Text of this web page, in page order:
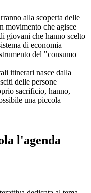
alla scoperta delle
movimento che agisce
giovani che hanno scelto
di economia
del "consumo
itinerari nasce dalla
delle persone
sacrificio, hanno,
una piccola
l'agenda